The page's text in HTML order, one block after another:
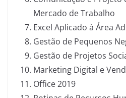
Mercado de Trabalho
Excel Aplicado à Área
Gestão de Pequenos
Gestão de Projetos
Marketing Digital e
Office 2019